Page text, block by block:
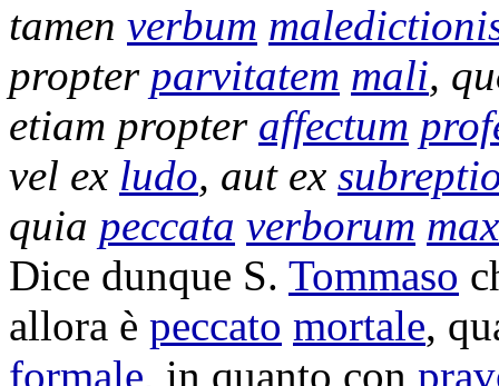
tamen verbum
propter parvitatem mali,
etiam propter affectum
vel ex ludo, aut ex
quia peccata verborum
Dice dunque S. Tommaso
allora è peccato mortale,
formale, in quanto con